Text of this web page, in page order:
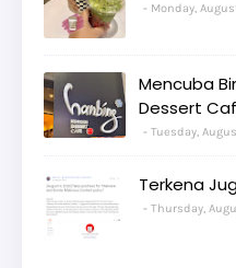
Monday,
Mencuba
Dessert
Tuesday,
Terkena
Thursday,